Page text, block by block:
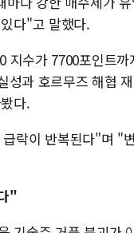
다"고 말했다.
지수가 7700포인트
성과 호르무즈 해협
다.
락이 반복된다"며 "
"